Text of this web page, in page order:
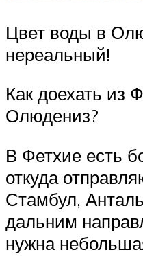
Цвет воды в
нереальный!
Как доехать из
Олюдениз?
В Фетхие есть
откуда
Стамбул,
дальним
нужна